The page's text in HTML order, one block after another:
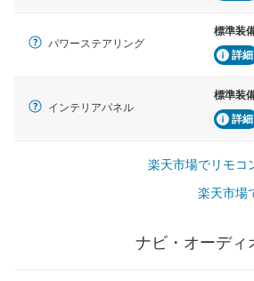
パワーステアリング
標準装
詳細
インテリアパネル
標準装
詳細
楽天市場でリモコ
楽天市場
ナビ・オーディ